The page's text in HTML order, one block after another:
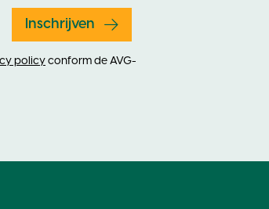
Inschrijven
policyconform de AVG-